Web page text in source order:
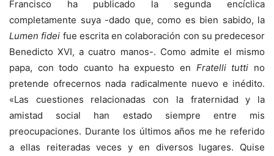
Francisco ha publicado la segunda encíclica
completamente suya -dado que, como es bien sabido, la
Lumen fidei fue escrita en colaboración con su predecesor
Benedicto XVI, a cuatro manos-. Como admite el mismo
papa, con todo cuanto ha expuesto en Fratelli tutti no
pretende ofrecernos nada radicalmente nuevo e inédito.
«Las cuestiones relacionadas con la fraternidad y la
amistad social han estado siempre entre mis
preocupaciones. Durante los últimos años me he referido
a ellas reiteradas veces y en diversos lugares. Quise